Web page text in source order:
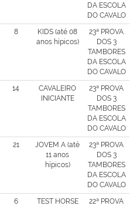
DA ESCOLA
DO CAVALO
8
KIDS (até 08
anos hípicos)
23ª PROVA
DOS 3
TAMBORES
DA ESCOLA
DO CAVALO
14
CAVALEIRO
INICIANTE
23ª PROVA
DOS 3
TAMBORES
DA ESCOLA
DO CAVALO
21
JOVEM A (até
11 anos
hípicos)
23ª PROVA
DOS 3
TAMBORES
DA ESCOLA
DO CAVALO
6
TEST HORSE
22ª PROVA